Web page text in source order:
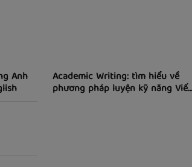
Anh Academic Writing: tìm hiểu về
phương pháp luyện kỹ năng Viết